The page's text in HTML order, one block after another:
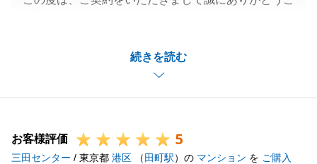
続きを読む
陰様で今回ご契約、お引き渡しに至ったものと存じま
心より御礼申し上げます。
せ。
お客様評価 5
三田センター / 東京都 港区 （ 田町駅）の マンション を ご購入